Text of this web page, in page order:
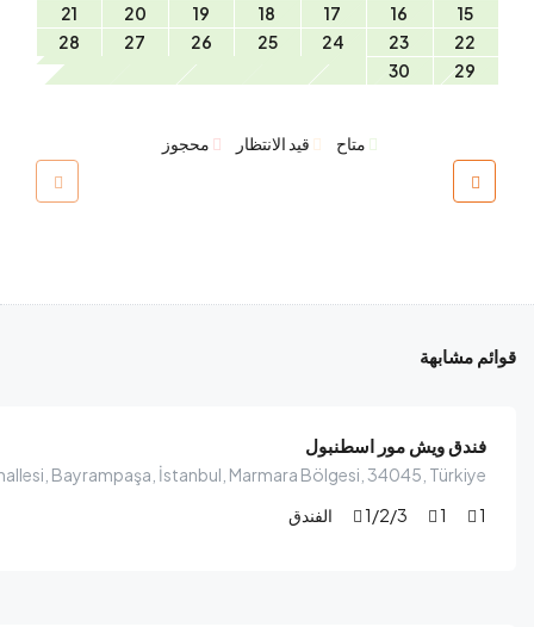
15
16
17
18
19
20
21
22
23
24
25
26
27
28
29
30
متاح قيد الانتظار محجوز
قوائم مشابهة
95.00
فندق ويش مور اسطنبول
Bayrampaşa, İstanbul, Marmara Bölgesi, 34045, Türkiye
1
1
1/2/3 الفندق